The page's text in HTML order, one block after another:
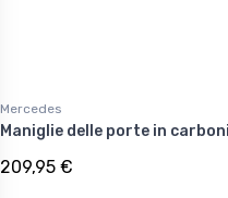
Mercedes
Maniglie delle porte in
209,95 €